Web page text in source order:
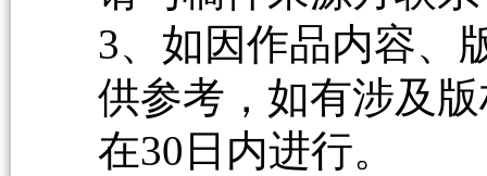
3、如因作品内容、
供参考，如有涉及
在30日内进行。